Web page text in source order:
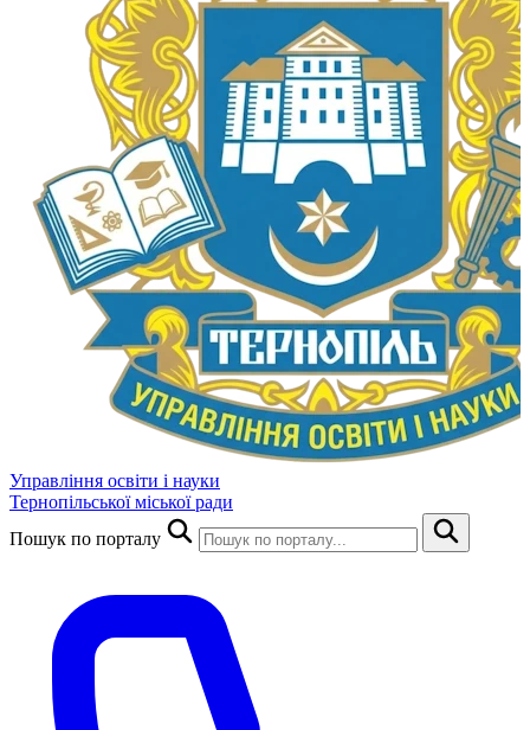
Управління освіти і науки
Тернопільської міської ради
Пошук по порталу